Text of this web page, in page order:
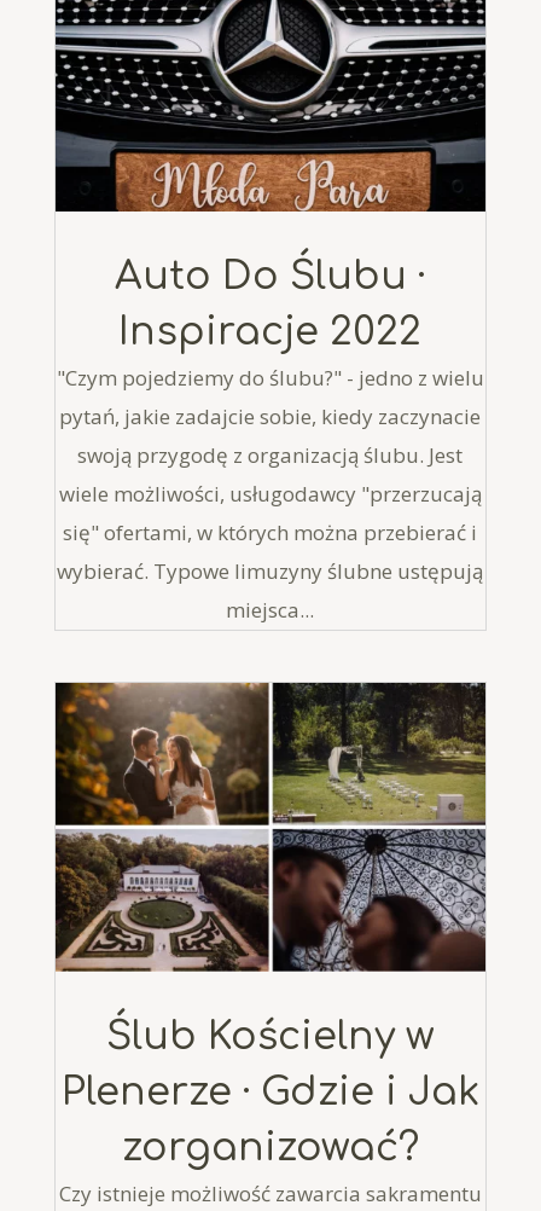
Auto Do Ślubu ·
Inspiracje 2022
"Czym pojedziemy do ślubu?" - jedno z wielu
pytań, jakie zadajcie sobie, kiedy zaczynacie
swoją przygodę z organizacją ślubu. Jest
wiele możliwości, usługodawcy "przerzucają
się" ofertami, w których można przebierać i
wybierać. Typowe limuzyny ślubne ustępują
miejsca...
Ślub Kościelny w
Plenerze · Gdzie i Jak
zorganizować?
Czy istnieje możliwość zawarcia sakramentu